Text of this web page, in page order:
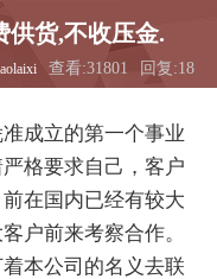
供货,不收压金.
回复:18
查看:31801
成立的第一个事业
格要求自己，客户
在国内已经有较大
户前来考察合作。
本公司的名义去联